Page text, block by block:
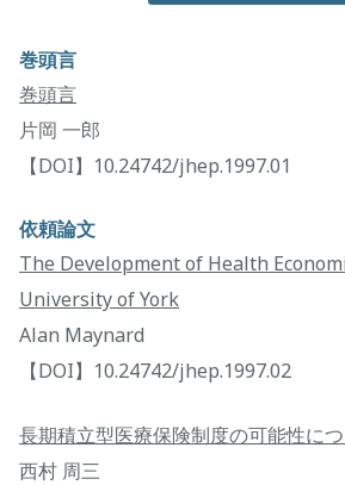
巻頭言
巻頭言
片岡 一郎
【DOI】10.24742/jhep.1997.01
依頼論文
The Development of Health
University of York
Alan Maynard
【DOI】10.24742/jhep.1997.02
長期積立型医療保険制度の可能性に
西村 周三